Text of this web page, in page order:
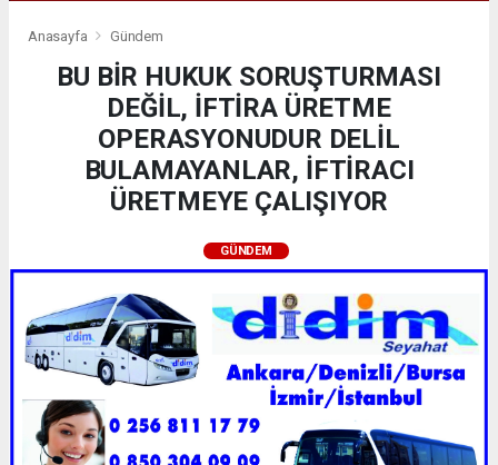
Anasayfa Gündem
BU BİR HUKUK SORUŞTURMASI
DEĞİL, İFTİRA ÜRETME
OPERASYONUDUR DELİL
BULAMAYANLAR, İFTİRACI
ÜRETMEYE ÇALIŞIYOR
GÜNDEM